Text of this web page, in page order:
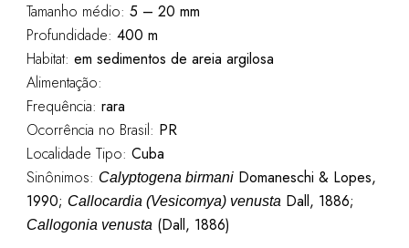
Tamanho médio: 5 – 20 mm
Profundidade: 400 m
Habitat: em sedimentos de areia argilosa
Alimentação:
Frequência: rara
Ocorrência no Brasil: PR
Localidade Tipo: Cuba
Sinônimos: Calyptogena birmaniDomaneschi & Lopes,
1990; Callocardia (Vesicomya) venustaDall, 1886;
Callogonia venusta(Dall, 1886)